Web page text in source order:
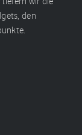
den